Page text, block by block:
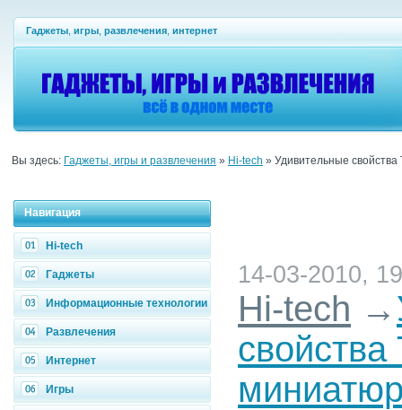
Гаджеты игры развлечения интернет
Вы здесь: Гаджеты, игры и развлечения » Hi-tech » Удивительные
Навигация
Hi-tech
Гаджеты
Информационные технологии
Развлечения
Интернет
Игры
14-03-2010,
Hi-tech →
свойства